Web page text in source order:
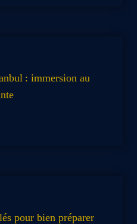
: immersion au
pour bien préparer